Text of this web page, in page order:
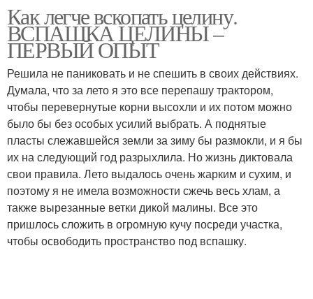
Как легче вскопать целину.
ВСПАШКА ЦЕЛИНЫ –
ПЕРВЫЙ ОПЫТ
Решила не паниковать и не спешить в своих действиях.
Думала, что за лето я это все перепашу трактором,
чтобы перевернутые корни высохли и их потом можно
было бы без особых усилий выбрать. А поднятые
пласты слежавшейся земли за зиму бы размокли, и я бы
их на следующий год разрыхлила. Но жизнь диктовала
свои правила. Лето выдалось очень жарким и сухим, и
поэтому я не имела возможности сжечь весь хлам, а
также вырезанные ветки дикой малины. Все это
пришлось сложить в огромную кучу посреди участка,
чтобы освободить пространство под вспашку.